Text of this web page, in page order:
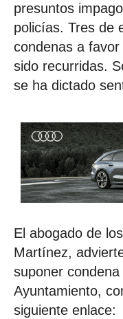
presuntos
policías. Tres de
condenas a
sido recurridas.
se ha dictado
El abogado de
Martínez,
suponer
Ayuntamiento,
siguiente enlace: